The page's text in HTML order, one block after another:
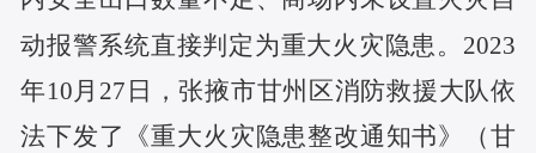
动报警系统直接判定为重大火灾隐患。2023
年10月27日，张掖市甘州区消防救援大队依
法下发了《重大火灾隐患整改通知书》（甘